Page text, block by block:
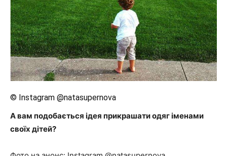
© Instagram @natasupernova
А вам подобається ідея прикрашати одяг іменами
своїх дітей?